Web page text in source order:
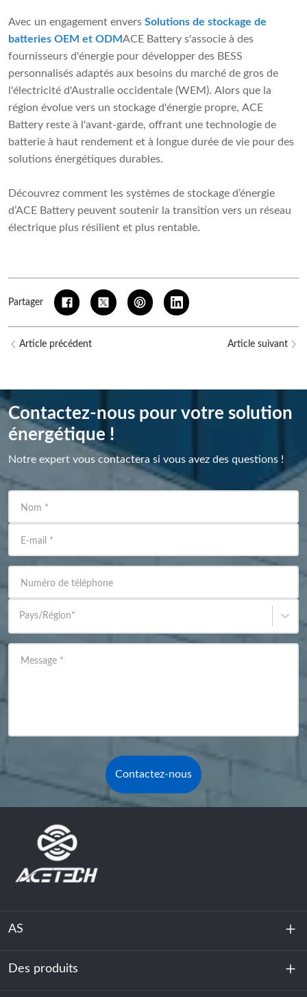
Avec un engagement envers Solutions de stockage de
batteries OEM et ODMACE Battery s'associe à des
fournisseurs d'énergie pour développer des BESS
personnalisés adaptés aux besoins du marché de gros de
l'électricité d'Australie occidentale (WEM). Alors que la
région évolue vers un stockage d'énergie propre, ACE
Battery reste à l'avant-garde, offrant une technologie de
batterie à haut rendement et à longue durée de vie pour des
solutions énergétiques durables.
Découvrez comment les systèmes de stockage d’énergie
d’ACE Battery peuvent soutenir la transition vers un réseau
électrique plus résilient et plus rentable.
Partager
Article précédent Article suivant
Contactez-nous pour votre solution
énergétique !
Notre expert vous contactera si vous avez des questions !
Nom *
E-mail *
Numéro de téléphone
Pays/Région*
Message *
Contactez-nous
AS
À propos de nous
Des produits